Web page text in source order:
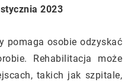
2023
pomaga osobie odzyskać
Rehabilitacja może
takich jak szpitale,